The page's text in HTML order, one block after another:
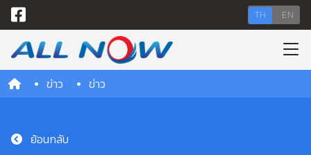
TH EN
ข่าว ข่าว
ย้อนกลับ